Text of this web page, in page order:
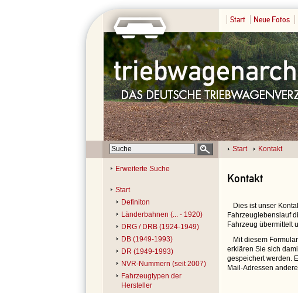
Start Neue Fotos
Start Kontakt
Erweiterte Suche
Start
Definiton
Länderbahnen (... - 1920)
DRG / DRB (1924-1949)
DB (1949-1993)
DR (1949-1993)
NVR-Nummern (seit 2007)
Fahrzeugtypen der
Hersteller
Kontakt
Dies ist unser
Fahrzeuglebenslauf
Fahrzeug übermittelt
Mit diesem
erklären Sie sich
gespeichert werden.
Mail-Adressen